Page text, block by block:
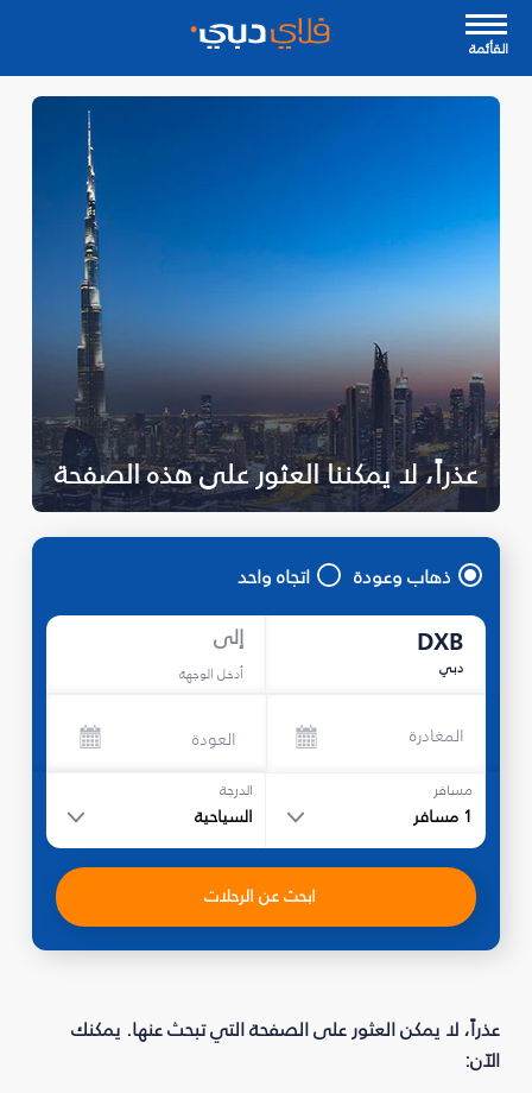
القأئمة
عذراً، لا يمكننا العثور على هذه الصفحة
ذهاب وعودة اتجاه واحد
DXB
دبي
إلى
أدخل الوجهة
المغادرة العودة
مسافر
1 مسافر
الدرجة
السياحية
ابحث عن الرحلات
عذراً، لا يمكن العثور على الصفحة التي تبحث عنها. يمكنك
الآن: